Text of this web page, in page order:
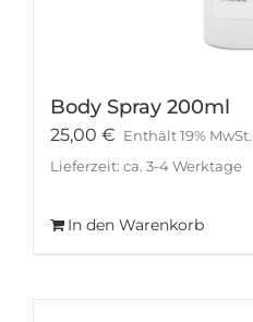
Body Spray 200ml
25,00 € Enthält 19% MwSt.
Lieferzeit: ca. 3-4 Werktage
In den Warenkorb